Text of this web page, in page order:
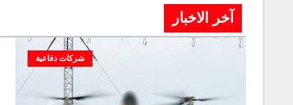
آخر الاخبار
شركات دفاعية